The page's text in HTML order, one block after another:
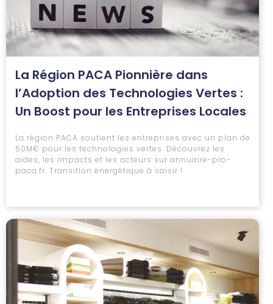
La Région PACA Pionnière dans
l’Adoption des Technologies Vertes :
Un Boost pour les Entreprises Locales
La région PACA soutient les entreprises avec un plan de
50M€ pour les technologies vertes. Découvrez les
aides, les impacts et les acteurs sur annuaire-pro-
paca.fr. Transition énergétique à saisir !